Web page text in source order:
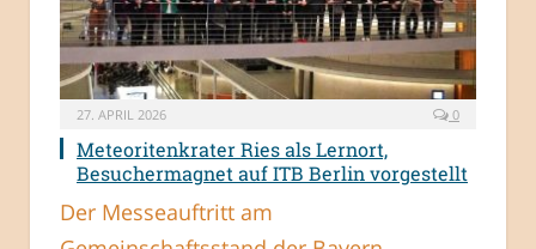
27. APRIL 2026 0
Meteoritenkrater Ries als Lernort,
Besuchermagnet auf ITB Berlin vorgestellt
Der Messeauftritt am